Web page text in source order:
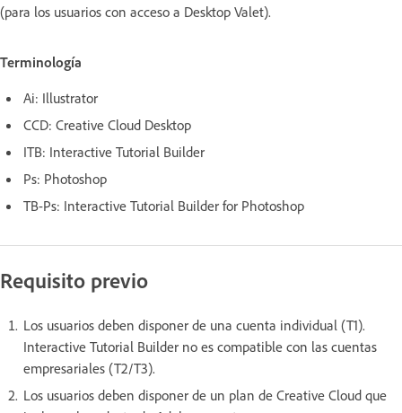
(para los usuarios con acceso a Desktop Valet).
Terminología
Ai: Illustrator
CCD: Creative Cloud Desktop
ITB: Interactive Tutorial Builder
Ps: Photoshop
TB-Ps: Interactive Tutorial Builder for Photoshop
Requisito previo
Los usuarios deben disponer de una cuenta individual (T1).
Interactive Tutorial Builder no es compatible con las cuentas
empresariales (T2/T3).
Los usuarios deben disponer de un plan de Creative Cloud que